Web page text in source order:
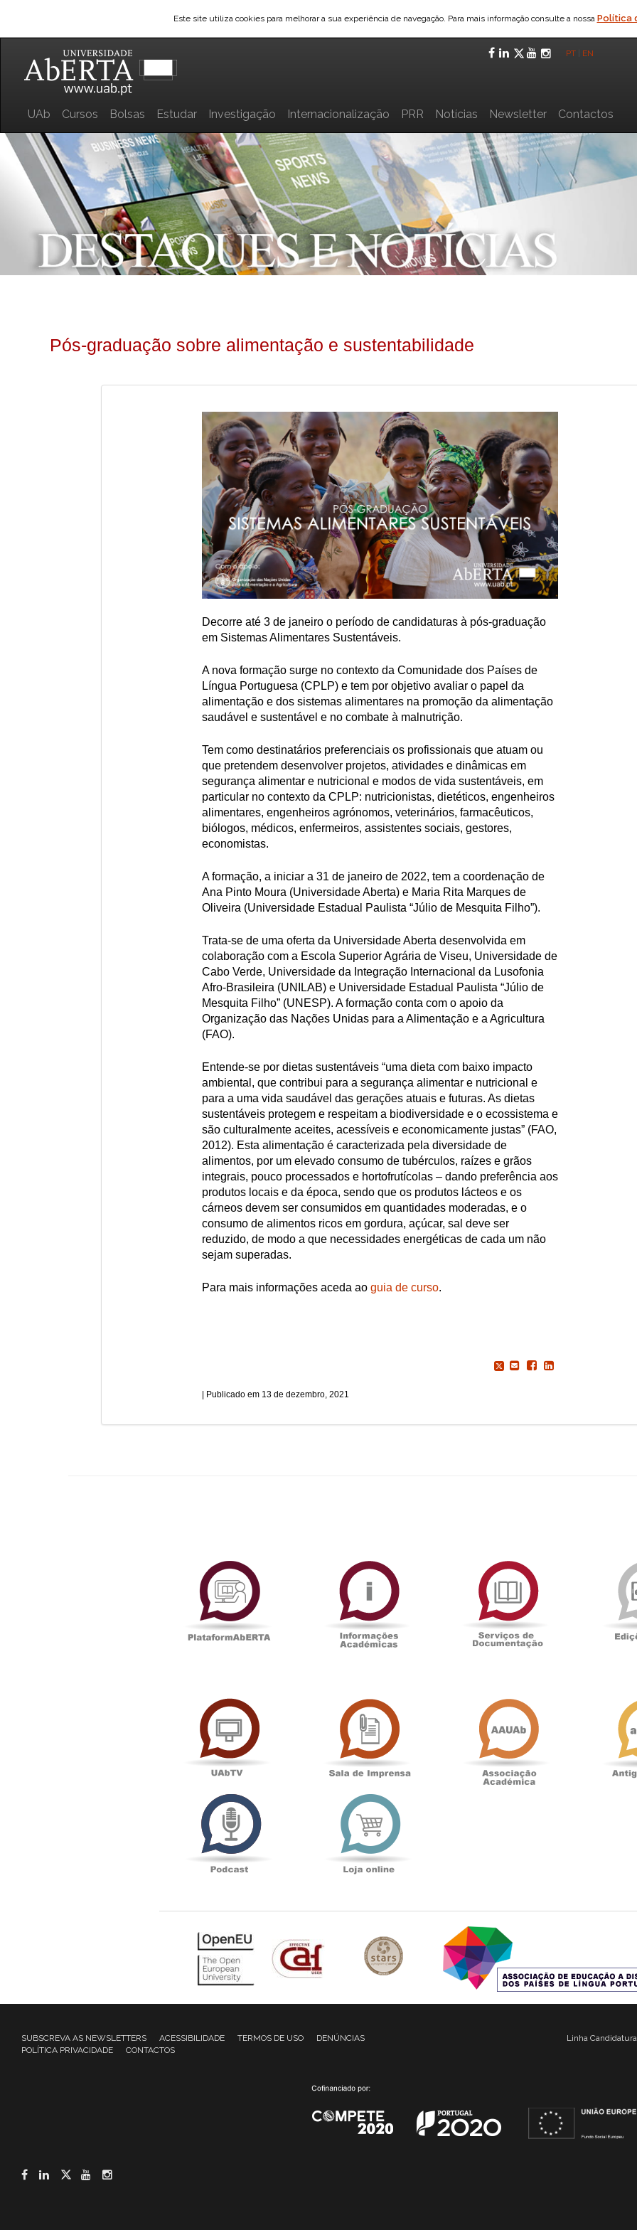
Este site utiliza cookies para melhorar a sua experiência de navegação. Para mais informação consulte a nossa Política
Facebook
LinkedIn
Twitter
YouTube
PT EN
UAb Cursos Bolsas Estudar Investigação Internacionalização PRR Notícias Newsletter Contactos
Pós-graduação sobre alimentação e sustentabilidade
Decorre até 3 de janeiro o período de candidaturas à pós-graduação
em Sistemas Alimentares Sustentáveis.
A nova formação surge no contexto da Comunidade dos Países de
Língua Portuguesa (CPLP) e tem por objetivo avaliar o papel da
alimentação e dos sistemas alimentares na promoção da alimentação
saudável e sustentável e no combate à malnutrição.
Tem como destinatários preferenciais os profissionais que atuam ou
que pretendem desenvolver projetos, atividades e dinâmicas em
segurança alimentar e nutricional e modos de vida sustentáveis, em
particular no contexto da CPLP: nutricionistas, dietéticos, engenheiros
alimentares, engenheiros agrónomos, veterinários, farmacêuticos,
biólogos, médicos, enfermeiros, assistentes sociais, gestores,
economistas.
A formação, a iniciar a 31 de janeiro de 2022, tem a coordenação de
Ana Pinto Moura (Universidade Aberta) e Maria Rita Marques de
Oliveira (Universidade Estadual Paulista “Júlio de Mesquita Filho”).
Trata-se de uma oferta da Universidade Aberta desenvolvida em
colaboração com a Escola Superior Agrária de Viseu, Universidade de
Cabo Verde, Universidade da Integração Internacional da Lusofonia
Afro-Brasileira (UNILAB) e Universidade Estadual Paulista “Júlio de
Mesquita Filho” (UNESP). A formação conta com o apoio da
Organização das Nações Unidas para a Alimentação e a Agricultura
(FAO).
Entende-se por dietas sustentáveis “uma dieta com baixo impacto
ambiental, que contribui para a segurança alimentar e nutricional e
para a uma vida saudável das gerações atuais e futuras. As dietas
sustentáveis protegem e respeitam a biodiversidade e o ecossistema e
são culturalmente aceites, acessíveis e economicamente justas” (FAO,
2012). Esta alimentação é caracterizada pela diversidade de
alimentos, por um elevado consumo de tubérculos, raízes e grãos
integrais, pouco processados e hortofrutícolas – dando preferência aos
produtos locais e da época, sendo que os produtos lácteos e os
cárneos devem ser consumidos em quantidades moderadas, e o
consumo de alimentos ricos em gordura, açúcar, sal deve ser
reduzido, de modo a que necessidades energéticas de cada um não
sejam superadas.
Para mais informações aceda ao guia de curso.
13 de dezembro, 2021
PlataformAberta
Académicas
SUBSCREVA AS NEWSLETTERS ACESSIBILIDADE TERMOS DE USO
DENÚNCIAS
POLÍTICA PRIVACIDADE
CONTACTOS
Linha
Facebook
LinkedIn
Twitter
YouTube